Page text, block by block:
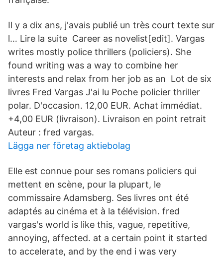
Il y a dix ans, j'avais publié un très court texte sur
l… Lire la suite Career as novelist[edit]. Vargas
writes mostly police thrillers (policiers). She
found writing was a way to combine her
interests and relax from her job as an Lot de six
livres Fred Vargas J'ai lu Poche policier thriller
polar. D'occasion. 12,00 EUR. Achat immédiat.
+4,00 EUR (livraison). Livraison en point retrait
Auteur : fred vargas.
Lägga ner företag aktiebolag
Elle est connue pour ses romans policiers qui
mettent en scène, pour la plupart, le
commissaire Adamsberg. Ses livres ont été
adaptés au cinéma et à la télévision. fred
vargas's world is like this, vague, repetitive,
annoying, affected. at a certain point it started
to accelerate, and by the end i was very